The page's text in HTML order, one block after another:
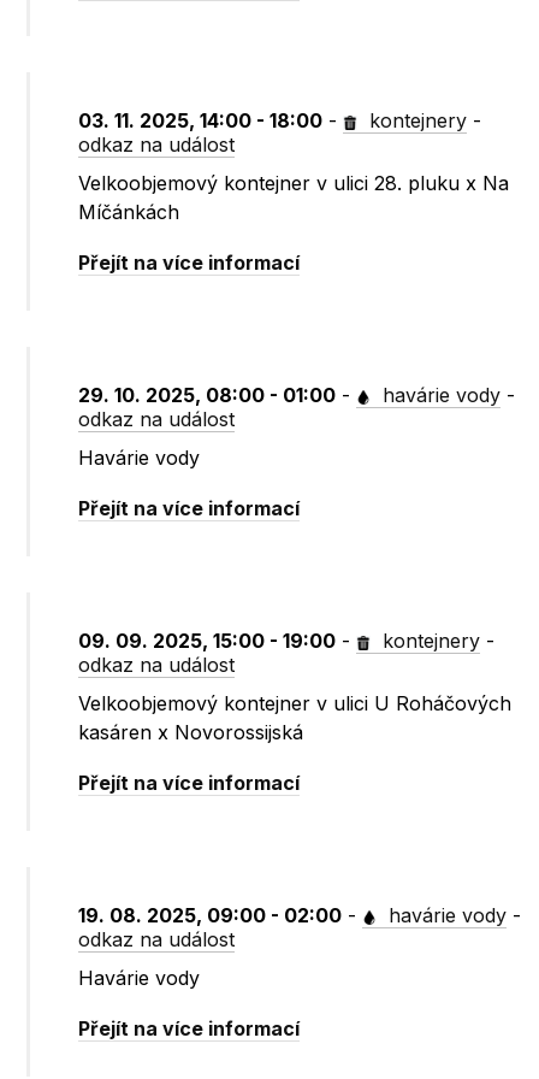
03. 11. 2025, 14:00 - 18:00 - kontejnery -
odkaz na událost
Velkoobjemový kontejner v ulici 28. pluku x Na
Míčánkách
Přejít na více informací
29. 10. 2025, 08:00 - 01:00 - havárie vody -
odkaz na událost
Havárie vody
Přejít na více informací
09. 09. 2025, 15:00 - 19:00 - kontejnery -
odkaz na událost
Velkoobjemový kontejner v ulici U Roháčových
kasáren x Novorossijská
Přejít na více informací
19. 08. 2025, 09:00 - 02:00 - havárie vody -
odkaz na událost
Havárie vody
Přejít na více informací